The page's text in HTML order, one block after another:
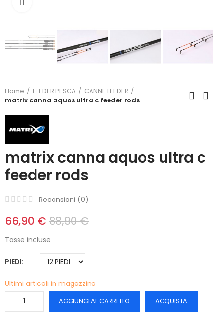
Home FEEDER PESCA
CANNE FEEDER
matrix canna aquos ultra c feeder rods
matrix canna aquos ultra c
feeder rods
Recensioni (0)
66,90 € 88,90 €
Tasse incluse
PIEDI
Ultimi articoli in magazzino
AGGIUNGI AL CARRELLO ACQUISTA